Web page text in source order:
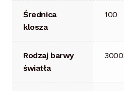
Średnica
klosza
100
Rodzaj barwy
światła